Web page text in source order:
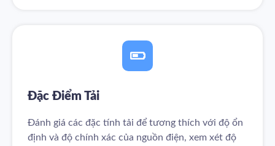
Đặc Điểm Tải
Đánh giá các đặc tính tải để tương thích với độ ổn
định và độ chính xác của nguồn điện, xem xét độ